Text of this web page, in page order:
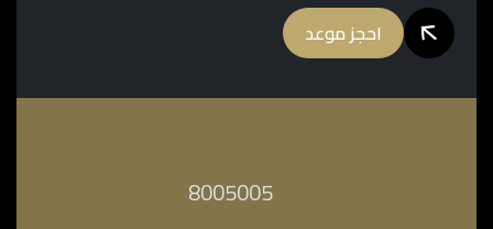
احجز موعد